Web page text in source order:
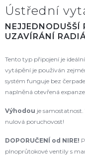
Ústřední
NEJJEDNODUŠŠÍ
UZAVÍRÁNÍ
Tento typ připojení je
vytápění je používán
systém funguje bez
naplněná otevřená
Výhodou je
nulová poruchovost!
DOPORUČENÍ od NIRE!
plnoprůtokové ventily s